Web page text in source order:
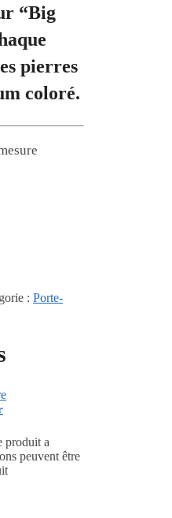
“Big
pierres
coloré.
: Porte-
produit a
peuvent être